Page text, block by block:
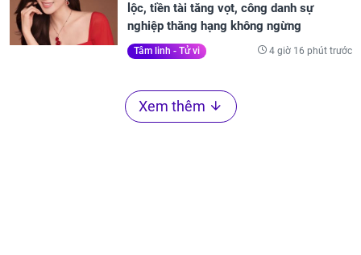
lộc, tiền tài tăng vọt, công danh sự
nghiệp thăng hạng không ngừng
Tâm linh - Tử vi 4 giờ 16 phút trước
Xem thêm